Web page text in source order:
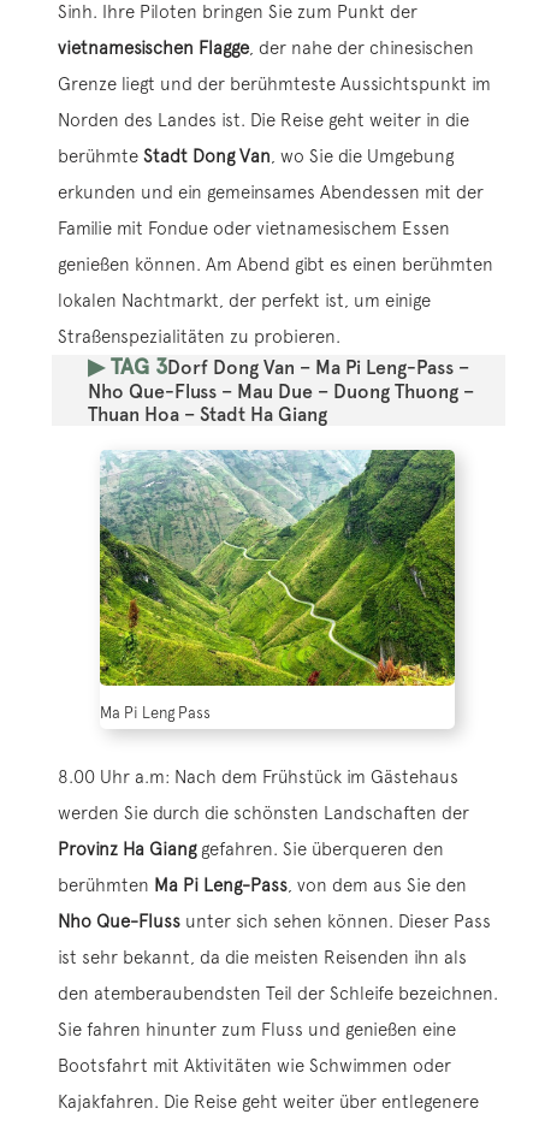
Sinh. Ihre Piloten bringen Sie zum Punkt der
vietnamesischen Flagge, der nahe der chinesischen
Grenze liegt und der berühmteste Aussichtspunkt im
Norden des Landes ist. Die Reise geht weiter in die
berühmte Stadt Dong Van , wo Sie die Umgebung
erkunden und ein gemeinsames Abendessen mit der
Familie mit Fondue oder vietnamesischem Essen
genießen können. Am Abend gibt es einen berühmten
lokalen Nachtmarkt, der perfekt ist, um einige
Straßenspezialitäten zu probieren.
▶ TAG 3Dorf Dong Van – Ma Pi Leng-Pass –
Nho Que-Fluss – Mau Due – Duong Thuong –
Thuan Hoa – Stadt Ha Giang
Ma Pi Leng Pass
8.00 Uhr a.m: Nach dem Frühstück im Gästehaus
werden Sie durch die schönsten Landschaften der
Provinz Ha Gianggefahren. Sie überqueren den
berühmten Ma Pi Leng-Pass , von dem aus Sie den
Nho Que-Fluss unter sich sehen können. Dieser Pass
ist sehr bekannt, da die meisten Reisenden ihn als
den atemberaubendsten Teil der Schleife bezeichnen.
Sie fahren hinunter zum Fluss und genießen eine
Bootsfahrt mit Aktivitäten wie Schwimmen oder
Kajakfahren. Die Reise geht weiter über entlegenere